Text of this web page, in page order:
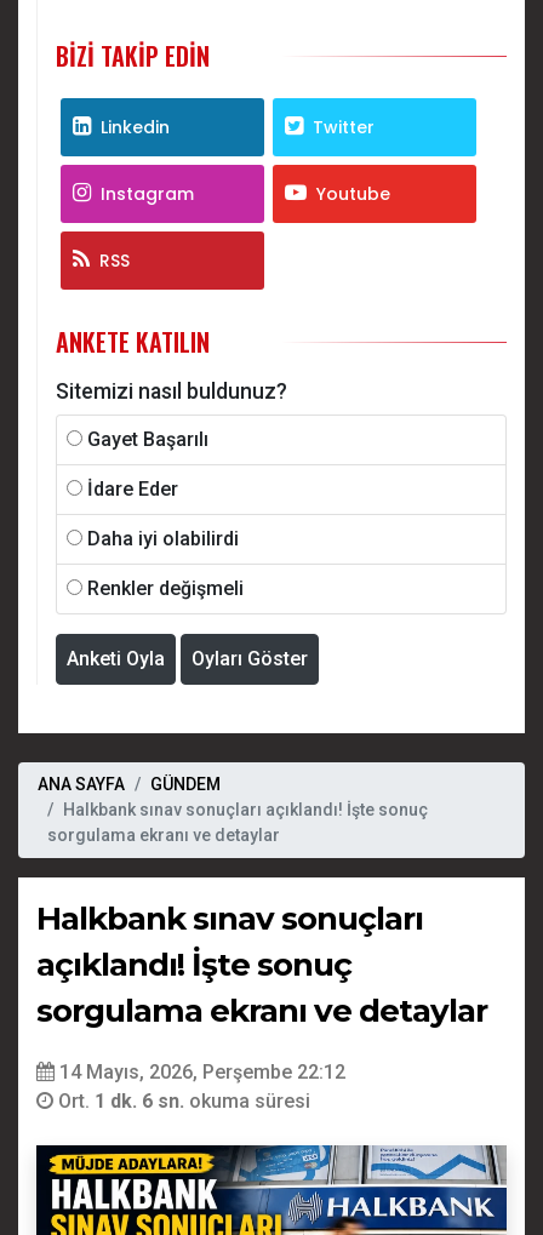
BIZI TAKIP EDIN
Linkedin Twitter
Instagram Youtube
RSS
ANKETE KATILIN
Sitemizi nasıl buldunuz?
Gayet Başarılı
İdare Eder
Daha iyi olabilirdi
Renkler değişmeli
Anketi Oyla Oyları Göster
ANA SAYFA
GÜNDEM
Halkbank sınav sonuçları açıklandı! İşte sonuç
sorgulama ekranı ve detaylar
Halkbank sınav sonuçları
açıklandı! İşte sonuç
sorgulama ekranı ve detaylar
14 Mayıs, 2026, Perşembe 22:12
Ort. 1 dk. 6 sn. okuma süresi